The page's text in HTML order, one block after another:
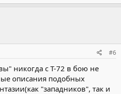
#6
никогда с Т-72 в бою не
описания подобных
"западников", так и